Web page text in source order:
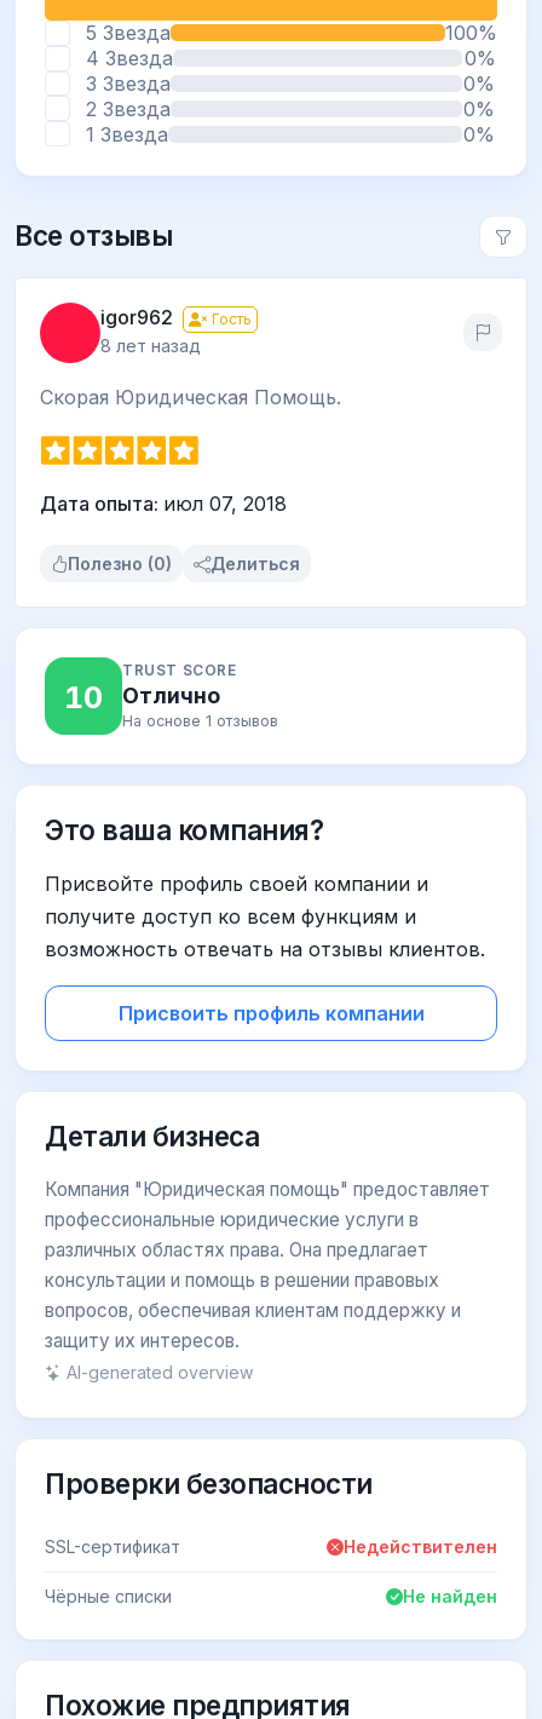
5 Звезда
100%
4 Звезда
0%
3 Звезда
0%
2 Звезда
0%
1 Звезда
0%
Все отзывы
igor962 Гость
8 лет назад
Скорая Юридическая Помощь.
Дата опыта: июл 07, 2018
Полезно (0) Делиться
10
TRUST SCORE
Отлично
На основе 1 отзывов
Это ваша компания?
Присвойте профиль своей компании и
получите доступ ко всем функциям и
возможность отвечать на отзывы клиентов.
Присвоить профиль компании
Детали бизнеса
Компания "Юридическая помощь" предоставляет
профессиональные юридические услуги в
различных областях права. Она предлагает
консультации и помощь в решении правовых
вопросов, обеспечивая клиентам поддержку и
защиту их интересов.
AI-generated overview
Проверки безопасности
SSL-сертификат Недействителен
Чёрные списки Не найден
Похожие предприятия